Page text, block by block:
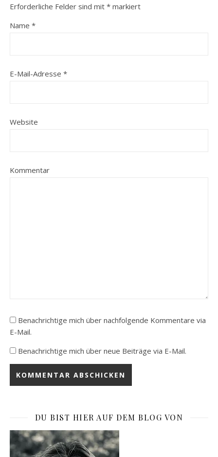
Erforderliche Felder sind mit * markiert
Name *
E-Mail-Adresse *
Website
Kommentar
Benachrichtige mich über nachfolgende Kommentare via
E-Mail.
Benachrichtige mich über neue Beiträge via E-Mail.
DU BIST HIER AUF DEM BLOG VON